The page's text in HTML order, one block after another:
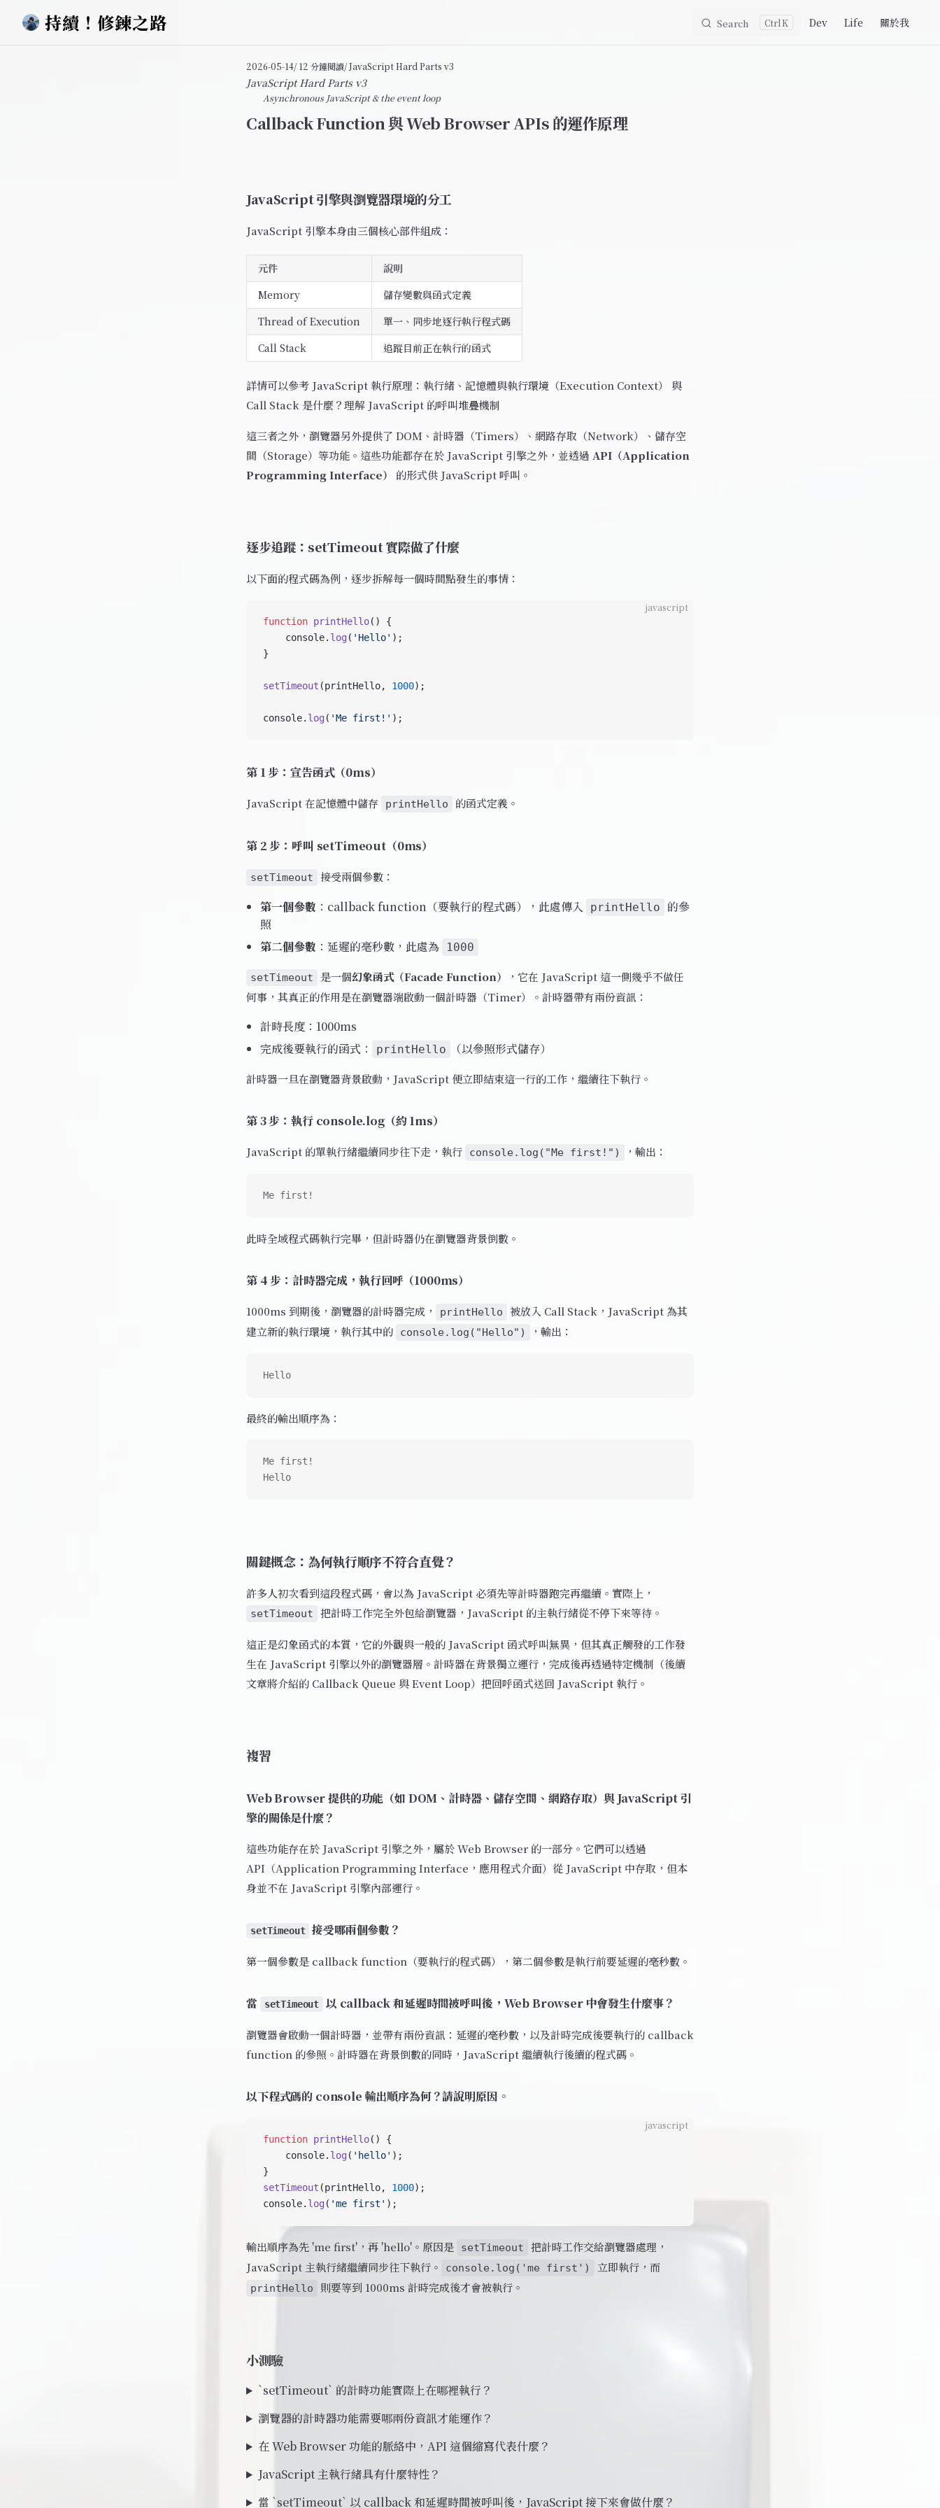
Skip to content
持續！修鍊之路 Search K Dev Life 關於我
2026-05-14/ 12 分鐘閱讀/ JavaScript Hard Parts v3
JavaScript Hard Parts v3
Asynchronous JavaScript & the event loop
Callback Function 與 Web Browser APIs 的運作原理
JavaScript 引擎與瀏覽器環境的分工
JavaScript 引擎本身由三個核心部件組成：
元件
說明
Memory
儲存變數與函式定義
Thread of Execution
單一、同步地逐行執行程式碼
Call Stack
追蹤目前正在執行的函式
詳情可以參考 JavaScript 執行原理：執行緒、記憶體與執行環境（Execution Context）
與
Call Stack 是什麼？理解 JavaScript 的呼叫堆疊機制
這三者之外，瀏覽器另外提供了 DOM、計時器（Timers）、網路存取（Network）、儲存空
間（Storage）等功能。這些功能都存在於 JavaScript 引擎之外，並透過 API（Application
Programming Interface）
的形式供 JavaScript 呼叫。
逐步追蹤：setTimeout 實際做了什麼
以下面的程式碼為例，逐步拆解每一個時間點發生的事情：
javascript
function printHello() {
    console.
log ( 'Hello' );
}
setTimeout (printHello, 1000);
console. log ( 'Me first!' );
第 1 步：宣告函式（0ms）
JavaScript 在記憶體中儲存 printHello 的函式定義。
第 2 步：呼叫 setTimeout（0ms）
setTimeout 接受兩個參數：
第一個參數 ：callback function（要執行的程式碼），此處傳入 printHello
的參
照
第二個參數 ：延遲的毫秒數，此處為 1000
setTimeout 是一個幻象函式（Facade Function）
，它在 JavaScript 這一側幾乎不做任
何事，其真正的作用是在瀏覽器端啟動一個計時器（Timer）。計時器帶有兩份資訊：
計時長度：1000ms
完成後要執行的函式：
printHello （以參照形式儲存）
計時器一旦在瀏覽器背景啟動，JavaScript 便立即結束這一行的工作，繼續往下執行。
第 3 步：執行 console.log（約 1ms）
JavaScript 的單執行緒繼續同步往下走，執行 console.log("Me first!") ，輸出：
Me first!
此時全域程式碼執行完畢，但計時器仍在瀏覽器背景倒數。
第 4 步：計時器完成，執行回呼（1000ms）
1000ms 到期後，瀏覽器的計時器完成， printHello
被放入 Call Stack，JavaScript 為其
建立新的執行環境，執行其中的
console.log("Hello") ，輸出：
Hello
最終的輸出順序為：
Me first!
Hello
關鍵概念：為何執行順序不符合直覺？
許多人初次看到這段程式碼，會以為 JavaScript 必須先等計時器跑完再繼續。實際上，
setTimeout 把計時工作完全外包給瀏覽器，JavaScript 的主執行緒從不停下來等待。
這正是幻象函式的本質，它的外觀與一般的 JavaScript 函式呼叫無異，但其真正觸發的工作發
生在 JavaScript 引擎以外的瀏覽器層。計時器在背景獨立運行，完成後再透過特定機制（後續
文章將介紹的 Callback Queue 與 Event Loop）把回呼函式送回 JavaScript 執行。
複習
Web Browser 提供的功能（如 DOM、計時器、儲存空間、網路存取）與 JavaScript 引
擎的關係是什麼？
這些功能存在於 JavaScript 引擎之外，屬於 Web Browser 的一部分。它們可以透過
API（Application Programming Interface，應用程式介面）從 JavaScript 中存取，但本
身並不在 JavaScript 引擎內部運行。
setTimeout 接受哪兩個參數？
第一個參數是 callback function（要執行的程式碼），第二個參數是執行前要延遲的毫秒數。
當 setTimeout 以 callback 和延遲時間被呼叫後，Web Browser 中會發生什麼事？
瀏覽器會啟動一個計時器，並帶有兩份資訊：延遲的毫秒數，以及計時完成後要執行的 callback
function 的參照。計時器在背景倒數的同時，JavaScript 繼續執行後續的程式碼。
以下程式碼的 console 輸出順序為何？請說明原因。
javascript
function printHello() {
    console.
log ( 'hello' );
}
setTimeout (printHello, 1000);
console. log ( 'me first' );
輸出順序為先 'me first'，再 'hello'。原因是 setTimeout
把計時工作交給瀏覽器處理，
JavaScript 主執行緒繼續同步往下執行。
console.log('me first') 立即執行，而
printHello 則要等到 1000ms 計時完成後才會被執行。
小測驗
`setTimeout` 的計時功能實際上在哪裡執行？
瀏覽器的計時器功能需要哪兩份資訊才能運作？
在 Web Browser 功能的脈絡中，API 這個縮寫代表什麼？
JavaScript 主執行緒具有什麼特性？
當 `setTimeout` 以 callback 和延遲時間被呼叫後，JavaScript 接下來會做什麼？